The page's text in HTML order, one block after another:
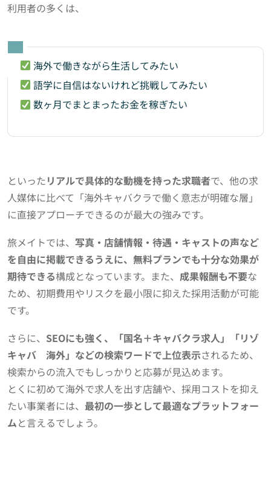
利用者の多くは、
海外で働きながら生活してみたい
語学に自信はないけれど挑戦してみたい
数ヶ月でまとまったお金を稼ぎたい
といったリアルで具体的な動機を持った求職者で、他の求
人媒体に比べて「海外キャバクラで働く意志が明確な層」
に直接アプローチできるのが最大の強みです。
旅メイトでは、 写真・店舗情報・待遇・キャストの声など
を自由に掲載できるうえに、無料プランでも十分な効果が
期待できる構成となっています。また、 成果報酬も不要な
ため、初期費用やリスクを最小限に抑えた採用活動が可能
です。
さらに、 SEOにも強く、「国名＋キャバクラ求人」「リゾ
キャバ 海外」などの検索ワードで上位表示されるため、
検索からの流入でもしっかりと応募が見込めます。
とくに初めて海外で求人を出す店舗や、採用コストを抑え
たい事業者には、 最初の一歩として最適なプラットフォー
ムと言えるでしょう。